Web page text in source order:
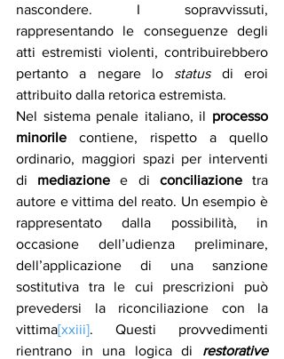
nascondere. I sopravvissuti,
rappresentando le conseguenze degli
atti estremisti violenti, contribuirebbero
pertanto a negare lo status di eroi
attribuito dalla retorica estremista.
Nel sistema penale italiano, il processo
minorile contiene, rispetto a quello
ordinario, maggiori spazi per interventi
di mediazione e di conciliazione tra
autore e vittima del reato. Un esempio è
rappresentato dalla possibilità, in
occasione dell’udienza preliminare,
dell’applicazione di una sanzione
sostitutiva tra le cui prescrizioni può
prevedersi la riconciliazione con la
vittima[xxiii]. Questi provvedimenti
rientrano in una logica di restorative